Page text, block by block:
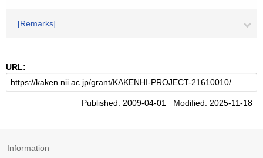
[Remarks]
URL:
Published: 2009-04-01 Modified: 2025-11-18
Information